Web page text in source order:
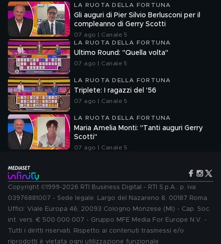
LA RUOTA DELLA FORTUNA
Gli auguri di Pier Silvio Berlusconi per il
compleanno di Gerry Scotti
07 ago | Canale 5
LA RUOTA DELLA FORTUNA
Ultimo Round: "Quella volta"
07 ago | Canale 5
LA RUOTA DELLA FORTUNA
Triplete: I ragazzi del '56
07 ago | Canale 5
LA RUOTA DELLA FORTUNA
Maria Amelia Monti: "Tanti auguri Gerry
Scotti"
07 ago | Canale 5
Copyright ©1999-2026 RTI Business Digital - RTI S.p.A.: p. iva
03976881007 - Sede legale: Largo del Nazareno 8, 00187 Roma.
Uffici: Viale Europa 46, 20093 Cologno Monzese (MI) - Cap. Soc.
int. vers. € 500.000.007 - Gruppo MFE Media For Europe N.V. -
Tutti i diritti riservati. Rispetto ai contenuti trasmessi e/o
riprodotti è vietata ogni utilizzazione funzionale